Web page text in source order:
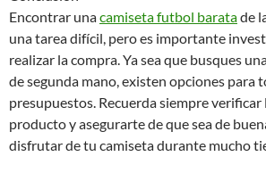
Encontrar unacamiseta futbol baratade
una tarea difícil, pero es importante
realizar la compra. Ya sea que busques
de segunda mano, existen opciones para
presupuestos. Recuerda siempre
producto y asegurarte de que sea de
disfrutar de tu camiseta durante mucho